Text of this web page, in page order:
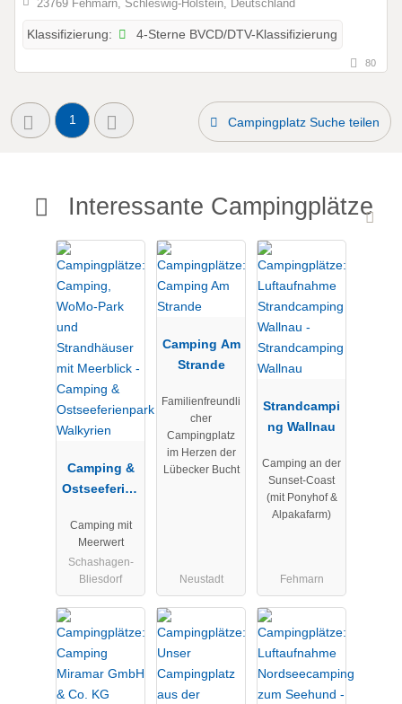
23769 Fehmarn, Schleswig-Holstein, Deutschland
Klassifizierung: 4-Sterne BVCD/DTV-Klassifizierung
80
1 Campingplatz Suche teilen
Interessante Campingplätze
Camping &
Ostseeferien
Walkyrien
Camping mit
Meerwert
Schashagen-
Bliesdorf
Camping Am
Strande
Familienfreundli
cher
Campingplatz
im Herzen der
Lübecker Bucht
Neustadt
Strandcampi
ng Wallnau
Camping an der
Sunset-Coast
(mit Ponyhof &
Alpakafarm)
Fehmarn